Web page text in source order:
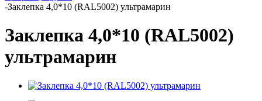
-Заклепка 4,0*10 (RAL5002) ультрамарин
Заклепка 4,0*10 (RAL5002)
ультрамарин